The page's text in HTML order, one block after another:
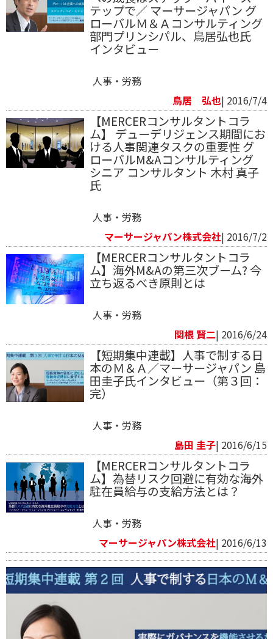
テップで／ マーサージャパン グ
ローバルＭ＆Ａコンサルティング
部門プリンシパル、鳥居弘也氏
インタビュー
人事・労務
鳥居 弘也| 2016/7/4
【MERCERコンサルタントコラ
ム】 デューデリジェンス期間にお
ける人事関連タスクの重要性 グ
ローバルM&Aコンサルティング
シニア コンサルタント 木村 真子
氏
人事・労務
マーサージャパン株式会社| 2016/7/2
【MERCERコンサルタントコラ
ム】海外M&Aの第三次ブーム? 今
立ち返るべき原則とは
人事・労務
関根 賢二| 2016/6/24
【短期集中連載】人事で制する日
本のＭ＆Ａ／マーサージャパン 島
田圭子氏インタビュー（第３回：
完）
人事・労務
島田 圭子| 2016/6/15
【MERCERコンサルタントコラ
ム】為替リスク回避に有効な海外
駐在員給与の支給方法とは？
人事・労務
マーサージャパン株式会社| 2016/6/13